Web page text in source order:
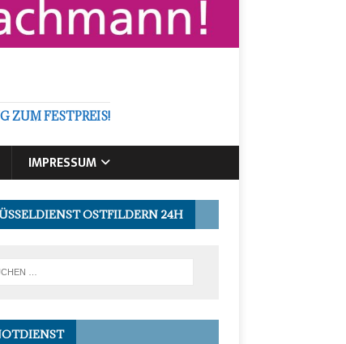
ZUM FESTPREIS!
IMPRESSUM
OSTFILDERN 24H